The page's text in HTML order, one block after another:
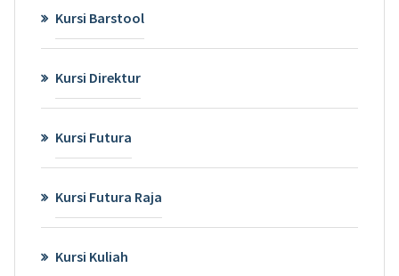
Kursi Barstool
Kursi Direktur
Kursi Futura
Kursi Futura Raja
Kursi Kuliah